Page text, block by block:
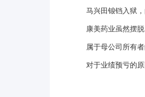
马兴田锒铛入狱
康美药业虽然摆
属于母公司所有
对于业绩预亏的